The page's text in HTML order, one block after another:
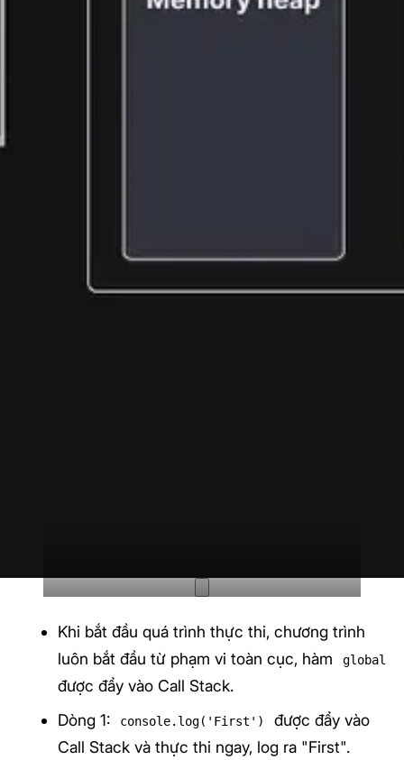
Khi bắt đầu quá trình thực thi, chương trình
luôn bắt đầu từ phạm vi toàn cục, hàm
global
được đẩy vào Call Stack.
Dòng 1:
console.log('First')
được đẩy vào
Call Stack và thực thi ngay, log ra "First".